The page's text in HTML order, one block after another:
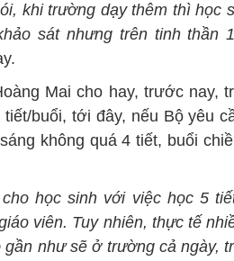
khi trường dạy thêm thì học
sát nhưng trên tinh thần
Mai cho hay, trước nay,
buổi, tới đây, nếu Bộ yêu
không quá 4 tiết, buổi
học sinh với việc học 5
viên. Tuy nhiên, thực tế
như sẽ ở trường cả ngày,